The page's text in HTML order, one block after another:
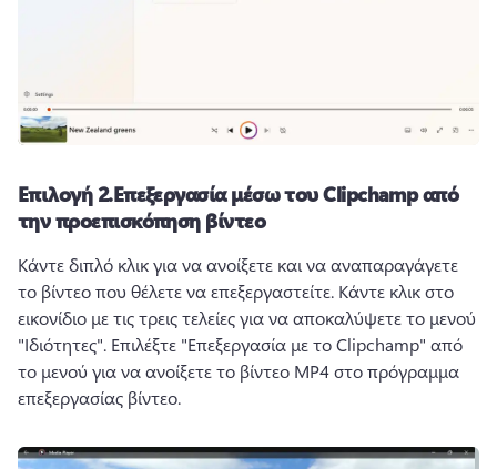
Επιλογή 2.Επεξεργασία μέσω του Clipchamp από
την προεπισκόπηση βίντεο
Κάντε διπλό κλικ για να ανοίξετε και να αναπαραγάγετε
το βίντεο που θέλετε να επεξεργαστείτε. Κάντε κλικ στο
εικονίδιο με τις τρεις τελείες για να αποκαλύψετε το μενού
"Ιδιότητες". Επιλέξτε "Επεξεργασία με το Clipchamp" από
το μενού για να ανοίξετε το βίντεο MP4 στο πρόγραμμα
επεξεργασίας βίντεο.